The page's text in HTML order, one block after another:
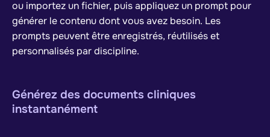
ou importez un fichier, puis appliquez un prompt pour
générer le contenu dont vous avez besoin. Les
prompts peuvent être enregistrés, réutilisés et
personnalisés par discipline.
Générez des documents cliniques
instantanément